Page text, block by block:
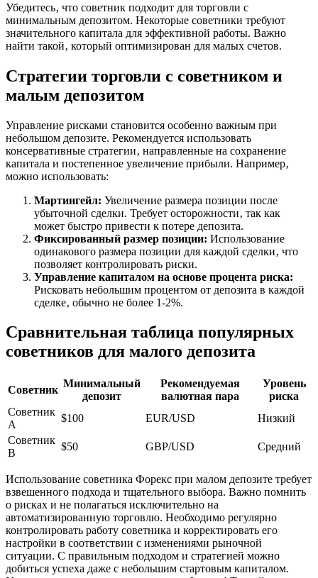
Убедитесь‚ что советник подходит для торговли с
минимальным депозитом. Некоторые советники требуют
значительного капитала для эффективной работы. Важно
найти такой‚ который оптимизирован для малых счетов.
Стратегии торговли с советником и
малым депозитом
Управление рисками становится особенно важным при
небольшом депозите. Рекомендуется использовать
консервативные стратегии‚ направленные на сохранение
капитала и постепенное увеличение прибыли. Например‚
можно использовать:
Мартингейл: Увеличение размера позиции после
убыточной сделки. Требует осторожности‚ так как
может быстро привести к потере депозита.
Фиксированный размер позиции: Использование
одинакового размера позиции для каждой сделки‚ что
позволяет контролировать риски.
Управление капиталом на основе процента риска:
Рисковать небольшим процентом от депозита в каждой
сделке‚ обычно не более 1-2%.
Сравнительная таблица популярных
советников для малого депозита
Советник
Минимальный
депозит
Рекомендуемая
валютная пара
Уровень
риска
Советник
A
$100 EUR/USD
Низкий
Советник
B
$50 GBP/USD Средний
Использование советника Форекс при малом депозите требует
взвешенного подхода и тщательного выбора. Важно помнить
о рисках и не полагаться исключительно на
автоматизированную торговлю. Необходимо регулярно
контролировать работу советника и корректировать его
настройки в соответствии с изменениями рыночной
ситуации. С правильным подходом и стратегией можно
добиться успеха даже с небольшим стартовым капиталом.